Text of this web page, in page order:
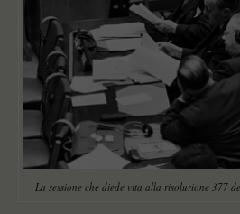
La sessione che diede vita alla risoluzione 377